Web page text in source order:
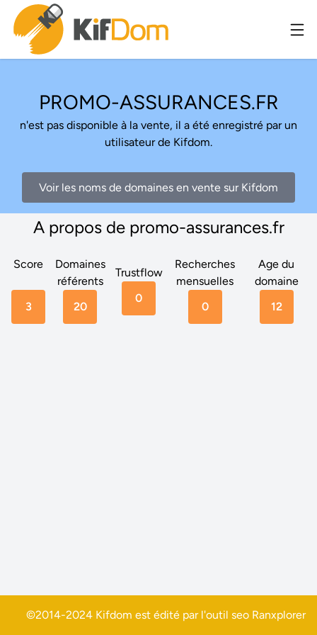
PROMO-ASSURANCES.FR
n'est pas disponible à la vente, il a été enregistré par un
utilisateur de Kifdom.
Voir les noms de domaines en vente sur Kifdom
A propos de promo-assurances.fr
Score
3
Domaines
référents
20
Trustflow
0
Recherches
mensuelles
0
Age du
domaine
12
©2014-2024 Kifdom est édité par l'outil seo Ranxplorer